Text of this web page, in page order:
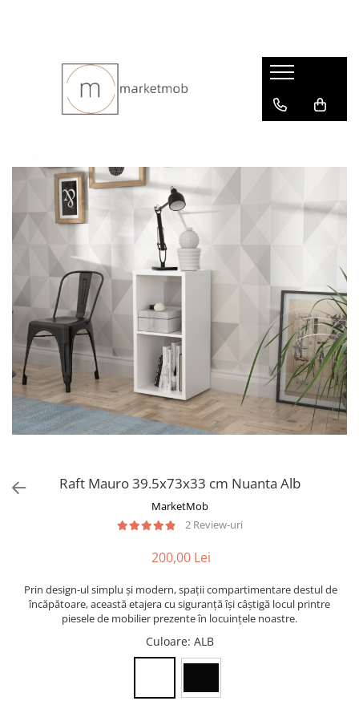
Raft Mauro 39.5x73x33 cm Nuanta Alb
MarketMob
2 Review-uri
200,00 Lei
Prin design-ul simplu și modern, spații compartimentare destul de
încăpătoare, această etajera cu siguranță își câștigă locul printre
piesele de mobilier prezente în locuințele noastre.
Culoare: ALB